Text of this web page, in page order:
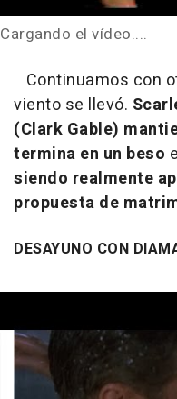
Cargando el vídeo....
Continuamos con
viento se llevó.
(Clark Gable)
termina en un beso
siendo realmente
propuesta de
DESAYUNO CON